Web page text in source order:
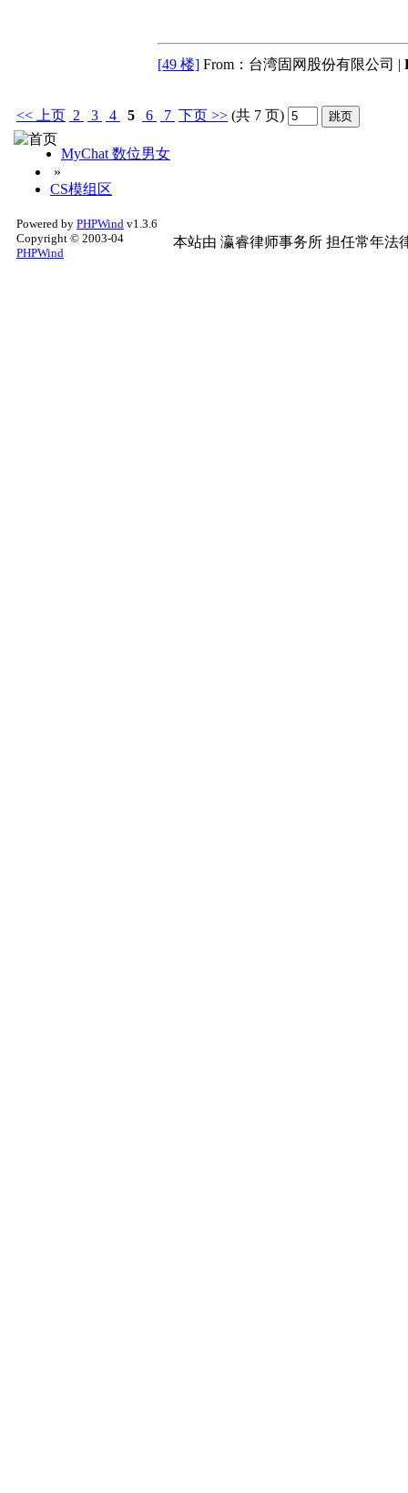
[49 楼] From：台湾固网股份有限公司 |
<< 上页 2 3 4 5 6 7 下页 >> (共 7 页)
MyChat 数位男女
»
CS模组区
Powered by PHPWind v1.3.6
Copyright © 2003-04
PHPWind
本站由 瀛睿律师事务所 担任常年法